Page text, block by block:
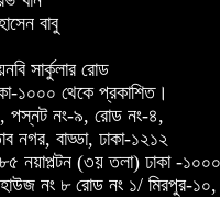
বাবু
সার্কুলার রোড
১০০০ থেকে প্রকাশিত।
পস্নট নং-৯, রোড নং-৪,
নগর, বাড্ডা, ঢাকা-১২১২
(৩য় তলা) ঢাকা -
হাউজ নং ৮ রোড নং ১/ মিরপুর-